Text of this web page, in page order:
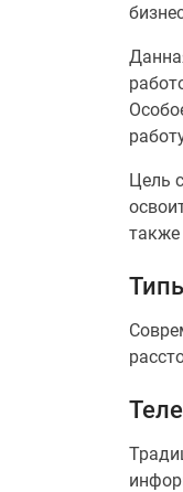
Цель
также